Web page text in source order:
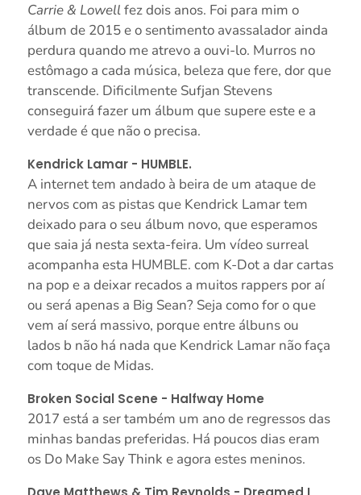
Carrie & Lowellfez dois anos. Foi para mim o
álbum de 2015 e o sentimento avassalador ainda
perdura quando me atrevo a ouvi-lo. Murros no
estômago a cada música, beleza que fere, dor que
transcende. Dificilmente Sufjan Stevens
conseguirá fazer um álbum que supere este e a
verdade é que não o precisa.
Kendrick Lamar - HUMBLE.
A internet tem andado à beira de um ataque de
nervos com as pistas que Kendrick Lamar tem
deixado para o seu álbum novo, que esperamos
que saia já nesta sexta-feira. Um vídeo surreal
acompanha esta HUMBLE. com K-Dot a dar cartas
na pop e a deixar recados a muitos rappers por aí
ou será apenas a Big Sean? Seja como for o que
vem aí será massivo, porque entre álbuns ou
lados b não há nada que Kendrick Lamar não faça
com toque de Midas.
Broken Social Scene - Halfway Home
2017 está a ser também um ano de regressos das
minhas bandas preferidas. Há poucos dias eram
os Do Make Say Think e agora estes meninos.